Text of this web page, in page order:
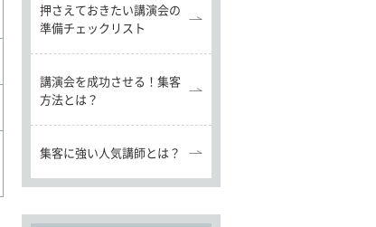
押さえておきたい講演会の
準備チェックリスト
講演会を成功させる！集客
方法とは？
集客に強い人気講師とは？